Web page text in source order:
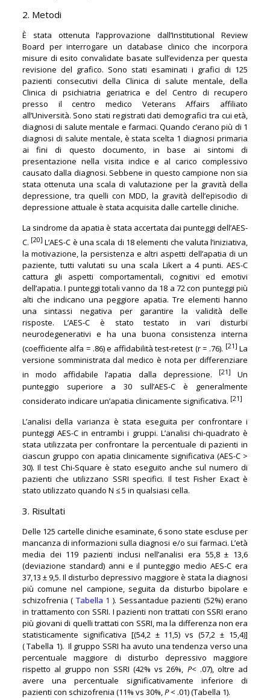
2. Metodi
È stata ottenuta l’approvazione dall’Institutional Review
Board per interrogare un database clinico che incorpora
misure di esito convalidate basate sull’evidenza per questa
revisione del grafico. Sono stati esaminati i grafici di 125
pazienti consecutivi della Clinica di salute mentale, della
Clinica di psichiatria geriatrica e del Centro di recupero
presso il centro medico Veterans Affairs affiliato
all’Università. Sono stati registrati dati demografici tra cui età,
diagnosi di salute mentale e farmaci. Quando c’erano più di 1
diagnosi di salute mentale, è stata scelta 1 diagnosi primaria
ai fini di questo documento, in base ai sintomi di
presentazione nella visita indice e al carico complessivo
causato dalla diagnosi. Sebbene in questo campione non sia
stata ottenuta una scala di valutazione per la gravità della
depressione, tra quelli con MDD, la gravità dell’episodio di
depressione attuale è stata acquisita dalle cartelle cliniche.
La sindrome da apatia è stata accertata dai punteggi dell’AES-
C. [20] L’AES-C è una scala di 18 elementi che valuta l’iniziativa,
la motivazione, la persistenza e altri aspetti dell’apatia di un
paziente, tutti valutati su una scala Likert a 4 punti. AES-C
cattura gli aspetti comportamentali, cognitivi ed emotivi
dell’apatia. I punteggi totali vanno da 18 a 72 con punteggi più
alti che indicano una peggiore apatia. Tre elementi hanno
una sintassi negativa per garantire la validità delle
risposte. L’AES-C è stato testato in vari disturbi
neurodegenerativi e ha una buona consistenza interna
(coefficiente alfa = .86) e affidabilità test-retest (r = .76). [21] La
versione somministrata dal medico è nota per differenziare
in modo affidabile l’apatia dalla depressione.
[21]Un
punteggio superiore a 30 sull’AES-C è generalmente
considerato indicare un’apatia clinicamente significativa. [21]
L’analisi della varianza è stata eseguita per confrontare i
punteggi AES-C in entrambi i gruppi. L’analisi chi-quadrato è
stata utilizzata per confrontare la percentuale di pazienti in
ciascun gruppo con apatia clinicamente significativa (AES-C >
30). Il test Chi-Square è stato eseguito anche sul numero di
pazienti che utilizzano SSRI specifici. Il test Fisher Exact è
stato utilizzato quando N ≤ 5 in qualsiasi cella.
3. Risultati
Delle 125 cartelle cliniche esaminate, 6 sono state escluse per
mancanza di informazioni sulla diagnosi e/o sui farmaci. L’età
media dei 119 pazienti inclusi nell’analisi era 55,8 ± 13,6
(deviazione standard) anni e il punteggio medio AES-C era
37,13 ± 9,5. Il disturbo depressivo maggiore è stata la diagnosi
più comune nel campione, seguita da disturbo bipolare e
schizofrenia ( Tabella 1 ). Sessantadue pazienti (52%) erano
in trattamento con SSRI. I pazienti non trattati con SSRI erano
più giovani di quelli trattati con SSRI, ma la differenza non era
statisticamente significativa [(54,2 ± 11,5) vs (57,2 ± 15,4)]
( Tabella 1). Il gruppo SSRI ha avuto una tendenza verso una
percentuale maggiore di disturbo depressivo maggiore
rispetto al gruppo non SSRI (42% vs 26%, P< .07), oltre ad
avere una percentuale significativamente inferiore di
pazienti con schizofrenia (11% vs 30%,P< .01) (Tabella 1).